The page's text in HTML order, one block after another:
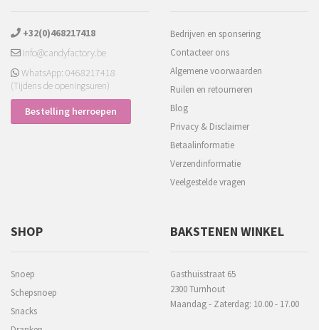
+32(0)468217418
info@candyfactory.be
WhatsApp: 0468217418
(Tijdens de openingsuren)
Bestelling herroepen
Bedrijven en sponsering
Contacteer ons
Algemene voorwaarden
Ruilen en retourneren
Blog
Privacy & Disclaimer
Betaalinformatie
Verzendinformatie
Veelgestelde vragen
SHOP
Snoep
Schepsnoep
Snacks
BAKSTENEN WINKEL
Gasthuisstraat 65
2300 Turnhout
Maandag - Zaterdag: 10.00 - 17.00